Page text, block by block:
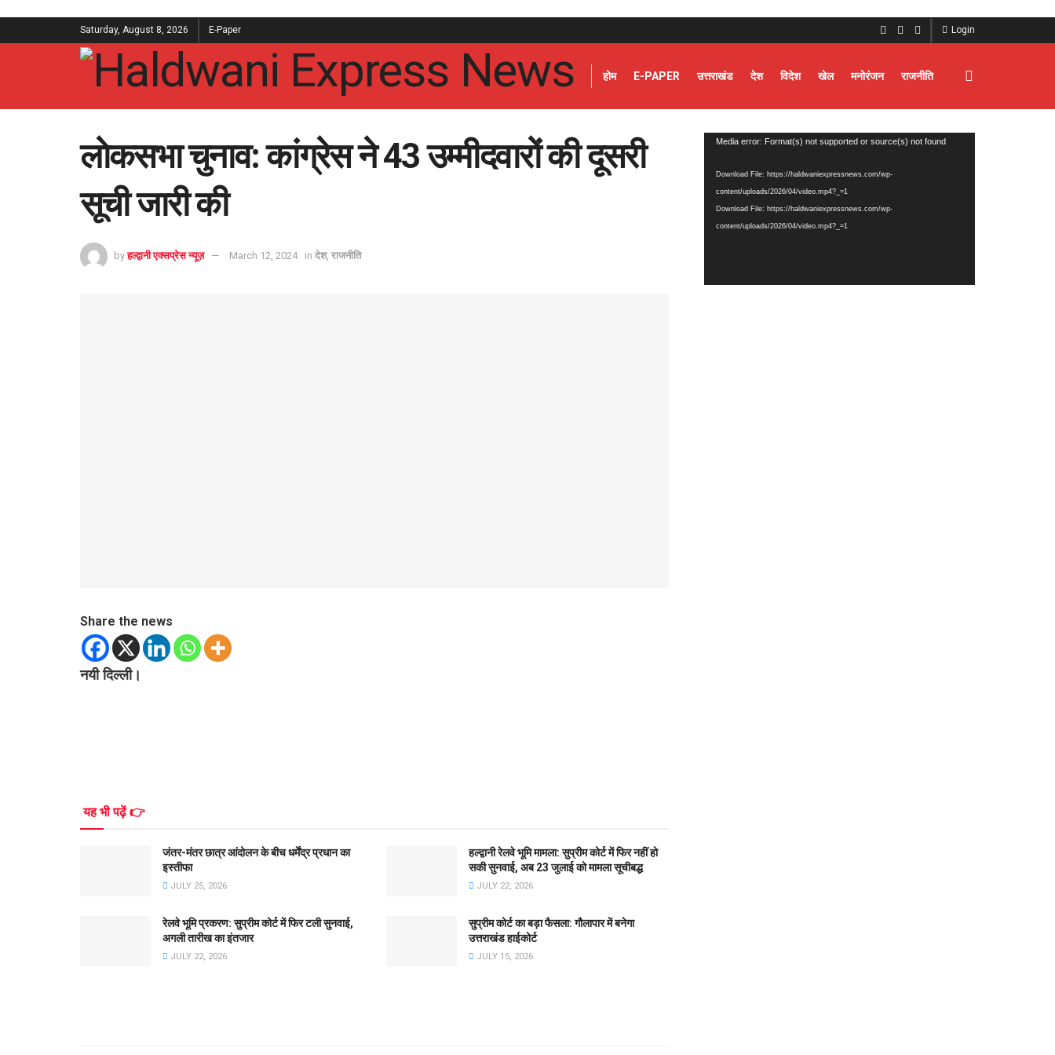
Saturday, August 8, 2026 E-Paper Login
होम E-PAPER उत्तराखंड देश विदेश खेल मनोरंजन राजनीति
लाेकसभा चुनाव: कांग्रेस ने 43 उम्मीदवारों की दूसरी
सूची जारी की
by हल्द्वानी एक्सप्रेस न्यूज़ March 12, 2024 in देश, राजनीति
Share the news
नयी दिल्ली।
यह भी पढ़ें 👉
जंतर-मंतर छात्र आंदोलन के बीच धर्मेंद्र प्रधान का
इस्तीफा
JULY 25, 2026
हल्द्वानी रेलवे भूमि मामला: सुप्रीम कोर्ट में फिर नहीं हो
सकी सुनवाई, अब 23 जुलाई को मामला सूचीबद्ध
JULY 22, 2026
रेलवे भूमि प्रकरण: सुप्रीम कोर्ट में फिर टली सुनवाई,
अगली तारीख का इंतजार
JULY 22, 2026
सुप्रीम कोर्ट का बड़ा फैसला: गौलापार में बनेगा
उत्तराखंड हाईकोर्ट
JULY 15, 2026
Video
Media error: Format(s) not supported or source(s) not found
Download File: https://haldwaniexpressnews.com/wp-
content/uploads/2026/04/video.mp4?_=1
Download File: https://haldwaniexpressnews.com/wp-
content/uploads/2026/04/video.mp4?_=1